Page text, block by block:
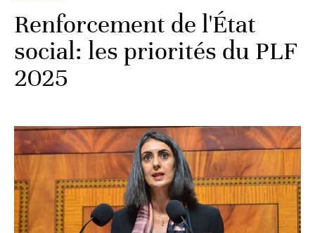
Renforcement de l'État
social: les priorités du PLF
2025